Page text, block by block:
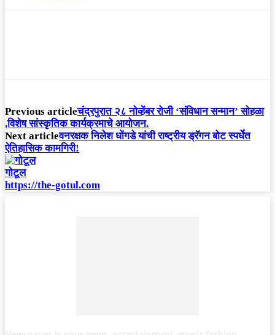
Previous articleचंद्रपुरात २८ नोव्हेंबर रोजी ‘संविधान सन्मान’ सोहळा
,विशेष सांस्कृतिक कार्यक्रमाचे आयोजन.
Next articleवनरक्षक निलेश धोंगडे यांची राष्ट्रीय ड्रॅगन बोट स्पर्धेत
ऐतिहासिक कामगिरी!
गोटूल
https://the-gotul.com